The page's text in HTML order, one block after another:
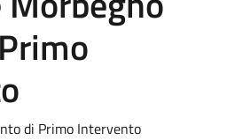
di Primo Intervento